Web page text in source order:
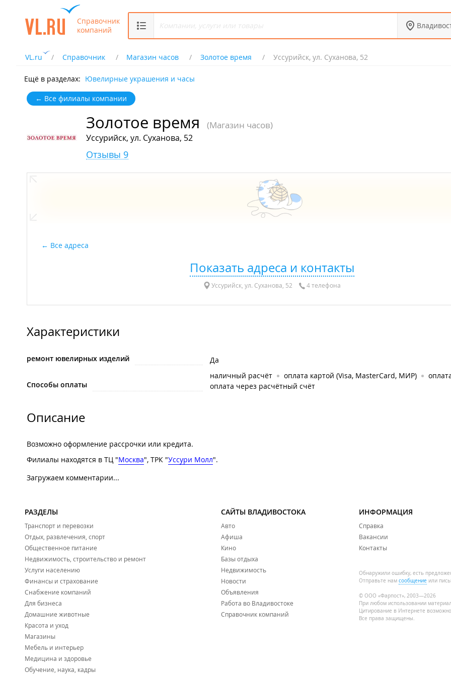
Справочник
компаний
VL.ru Справочник Магазин часов Золотое время Уссурийск, ул. Суханова, 52
Ещё в разделах: Ювелирные украшения и часы
← Все филиалы компании
Золотое время (Магазин часов)
Уссурийск, ул. Суханова, 52
Отзывы 9
Все адреса
Показать адреса и контакты
Уссурийск, ул. Суханова, 52 4 телефона
Характеристики
ремонт ювелирных изделий Да
Способы оплаты
наличный расчёт оплата картой (Visa, MasterCard, МИР)
оплата через расчётный счёт
Описание
Возможно оформление рассрочки или кредита.
Филиалы находятся в ТЦ "Москва", ТРК "Уссури Молл".
Загружаем комментарии...
РАЗДЕЛЫ
Транспорт и перевозки
Отдых, развлечения, спорт
Общественное питание
Недвижимость, строительство и ремонт
Услуги населению
Финансы и страхование
Снабжение компаний
Для бизнеса
Домашние животные
Красота и уход
Магазины
Мебель и интерьер
Медицина и здоровье
Обучение, наука, кадры
САЙТЫ ВЛАДИВОСТОКА
Авто
Афиша
Кино
Базы отдыха
Недвижимость
Новости
Объявления
Работа во Владивостоке
Справочник компаний
ИНФОРМАЦИЯ
Справка
Вакансии
Контакты
Обнаружили ошибку, есть
Отправьте нам сообщение или
© ООО «Фарпост», 2003—2026
При любом использовании
Цитирование в Интернете
Все права защищены.